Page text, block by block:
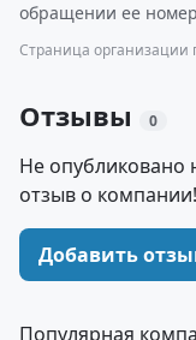
обращении ее
Страница организации
Отзывы 0
Не опубликовано
отзыв о компании!
Добавить
Популярная